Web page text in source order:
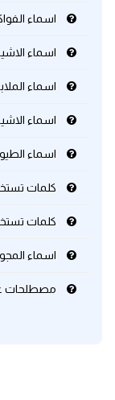
اسماء
اسماء
اسماء
اسماء
اسماء
كلمات
كلمات
اسماء
مصطلحات